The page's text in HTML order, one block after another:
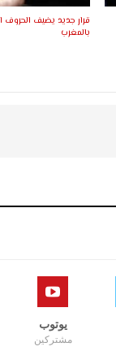
قرار جديد يضيف الحروف
بالمغرب
يوتوب
مشتركين